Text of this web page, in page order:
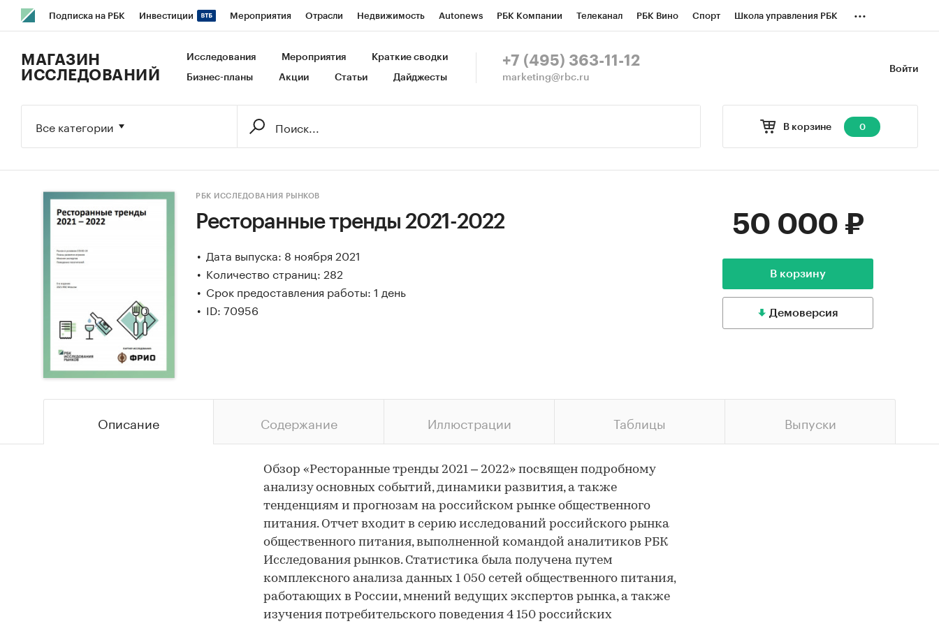
Подписка на РБК Инвестиции Мероприятия Отрасли Недвижимость Autonews РБК Компании Телеканал РБК Вино Спорт Школа управления РБК
Исследования Кредитные рейтинги Франшизы Газета Спецпроекты СПб Конференции СПб Спецпроекты
...
Войти
МАГАЗИН
ИССЛЕДОВАНИЙ
Исследования Мероприятия Краткие сводки
Бизнес-планы Акции Статьи Дайджесты
+7 (495) 363-11-12
marketing@rbc.ru
В корзине 0
Все категории
РБК ИССЛЕДОВАНИЯ РЫНКОВ
Ресторанные тренды 2021-2022
Дата выпуска: 8 ноября 2021
Количество страниц: 282
Срок предоставления работы: 1 день
ID: 70956
50 000 ₽
В корзину
Демоверсия
Описание Содержание Иллюстрации Таблицы Выпуски
Обзор «Ресторанные тренды 2021 – 2022» посвящен подробному
анализу основных событий, динамики развития, а также
тенденциям и прогнозам на российском рынке общественного
питания. Отчет входит в серию исследований российского рынка
общественного питания, выполненной командой аналитиков РБК
Исследования рынков. Статистика была получена путем
комплексного анализа данных 1 050 сетей общественного питания,
работающих в России, мнений ведущих экспертов рынка, а также
изучения потребительского поведения 4 150 российских